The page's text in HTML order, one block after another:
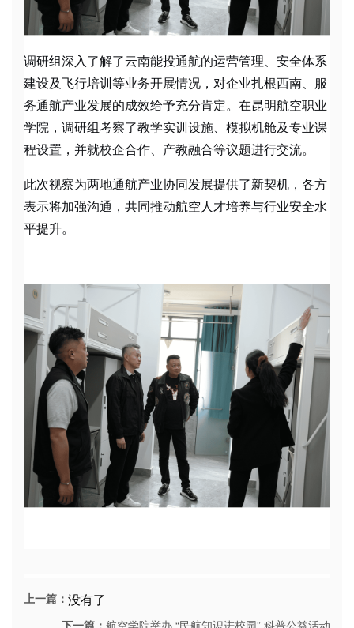
调研组深入了解了云南能投通航的运营管理、安全体系
建设及飞行培训等业务开展情况，对企业扎根西南、服
务通航产业发展的成效给予充分肯定。在昆明航空职业
学院，调研组考察了教学实训设施、模拟机舱及专业课
程设置，并就校企合作、产教融合等议题进行交流。
此次视察为两地通航产业协同发展提供了新契机，各方
表示将加强沟通，共同推动航空人才培养与行业安全水
平提升。
上一篇： 没有了
下一篇： 航空学院举办 “民航知识进校园” 科普公益活动